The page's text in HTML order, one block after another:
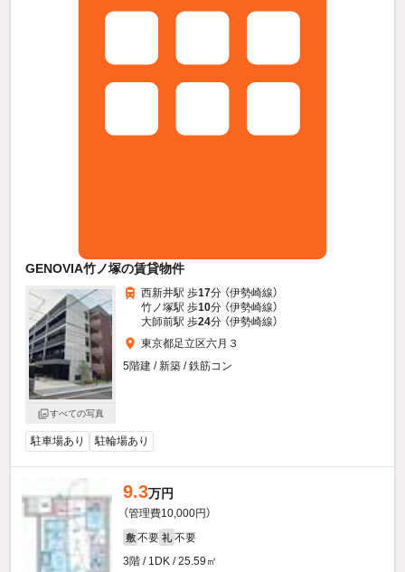
GENOVIA竹ノ塚の賃貸物件
すべての写真
西新井駅 歩17分 （伊勢崎線）
竹ノ塚駅 歩10分 （伊勢崎線）
大師前駅 歩24分 （伊勢崎線）
東京都足立区六月３
5階建 / 新築 / 鉄筋コン
駐車場あり 駐輪場あり
9.3万円
（管理費10,000円）
敷 不要 礼 不要
3階 / 1DK / 25.59㎡